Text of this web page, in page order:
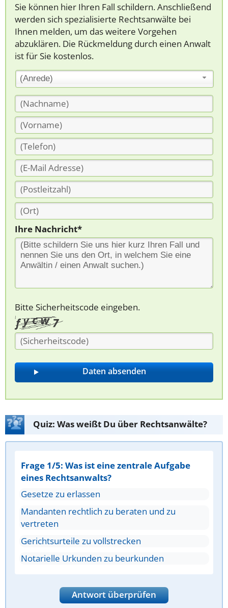
Sie können hier Ihren Fall schildern. Anschließend
werden sich spezialisierte Rechtsanwälte bei
Ihnen melden, um das weitere Vorgehen
abzuklären. Die Rückmeldung durch einen Anwalt
ist für Sie kostenlos.
(Anrede)
Ihre Nachricht*
Bitte Sicherheitscode eingeben.
Quiz: Was weißt Du über Rechtsanwälte?
Frage 1/5: Was ist eine zentrale Aufgabe
eines Rechtsanwalts?
Gesetze zu erlassen
Mandanten rechtlich zu beraten und zu
vertreten
Gerichtsurteile zu vollstrecken
Notarielle Urkunden zu beurkunden
Antwort überprüfen